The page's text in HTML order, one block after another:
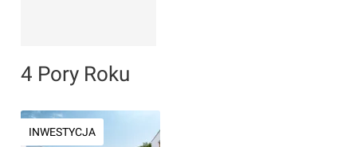
4 Pory Roku
INWESTYCJA